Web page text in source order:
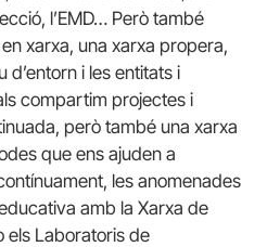
l’EMD… Però també
xarxa, una xarxa propera,
d’entorn i les entitats i
compartim projectes i
però també una xarxa
que ens ajuden a
les anomenades
amb la Xarxa de
els Laboratoris de